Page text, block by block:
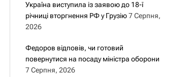
Україна виступила із заявою до 18-ї
річниці вторгнення РФ у Грузію 7 Серпня,
2026
Федоров відповів, чи готовий
повернутися на посаду міністра оборони
7 Серпня, 2026